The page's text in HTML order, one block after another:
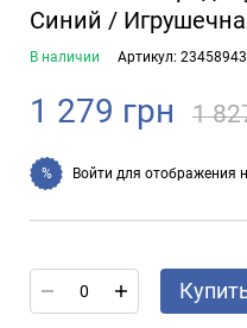
Синий /
В наличии Артикул:
1 279 грн 1
% Войти для отображения